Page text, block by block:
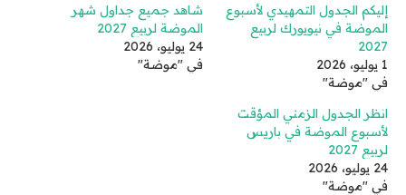
إليكم الجدول التمهيدي لأسبوع
الموضة في نيويورك لربيع
2027
1 يوليو، 2026
في "موضة"
شاهد جميع جداول شهر
الموضة لربيع 2027
24 يوليو، 2026
في "موضة"
انظر الجدول الزمني المؤقت
لأسبوع الموضة في باريس
لربيع 2027
24 يوليو، 2026
في "موضة"